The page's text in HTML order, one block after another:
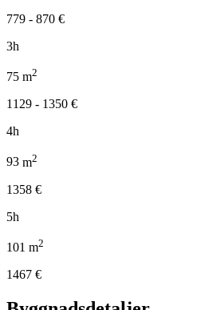
779 - 870 €
3h
75 m2
1129 - 1350 €
4h
93 m2
1358 €
5h
101 m2
1467 €